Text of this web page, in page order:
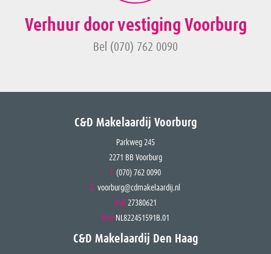
Verhuur door vestiging Voorburg
Bel (070) 762 0090
C&D Makelaardij Voorburg
Parkweg 245
2271 BB Voorburg
T. (070) 762 0090
E. voorburg@cdmakelaardij.nl
KvK 27380621
Btw NL822451591B.01
C&D Makelaardij Den Haag